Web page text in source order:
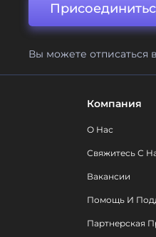
Вы можете отписаться
Компания
О Нас
Свяжитесь С
Вакансии
Помощь И
Партнерская